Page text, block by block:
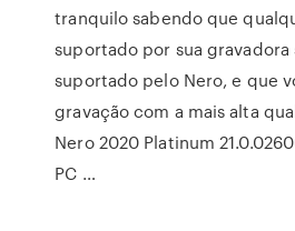
tranquilo sabendo que
suportado por sua gravadora
suportado pelo Nero, e que
gravação com a mais alta
Nero 2020 Platinum
PC …